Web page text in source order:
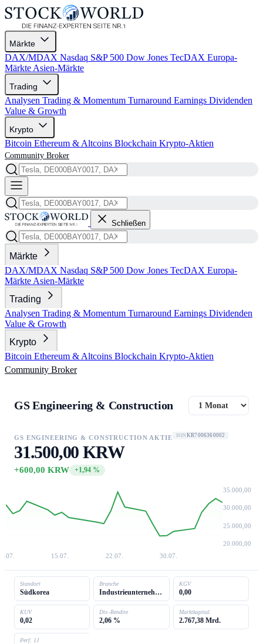
Märkte
DAX/MDAX Nasdaq S&P 500 Dow Jones TecDAX Europa-
Märkte Asien-Märkte
Trading
Analysen Trading & Momentum Turnaround Earnings Dividenden
Value & Growth
Krypto
Bitcoin Ethereum & Altcoins Blockchain Krypto-Aktien
Community Broker
Schließen
Märkte
DAX/MDAX Nasdaq S&P 500 Dow Jones TecDAX Europa-
Märkte Asien-Märkte
Trading
Analysen Trading & Momentum Turnaround Earnings Dividenden
Value & Growth
Krypto
Bitcoin Ethereum & Altcoins Blockchain Krypto-Aktien
Community Broker
GS Engineering & Construction
GS ENGINEERING & CONSTRUCTION AKTIE ISIN KR7006360002
31.500,00 KRW
+600,00 KRW +1,94 %
35.000,00
30.000,00
25.000,00
20.000,00
15.07. 22.07. 30.07.
Standort
Südkorea
Branche
Industrieunternehmen
KGV
0,00
KUV
0,02
Div.-Rendite
2,06 %
Marktkapital.
2.767,38 Mrd.
Perf. 1J